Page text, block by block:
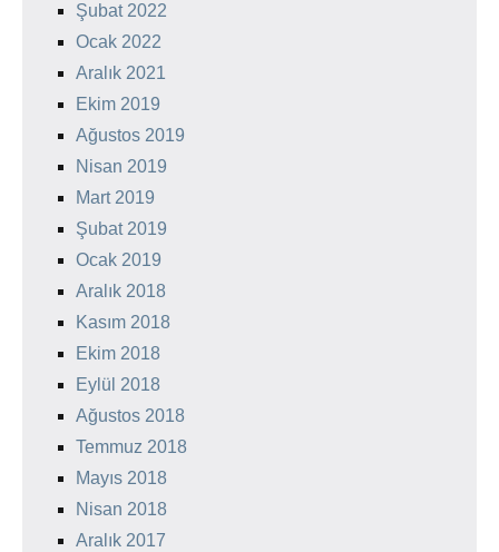
Şubat 2022
Ocak 2022
Aralık 2021
Ekim 2019
Ağustos 2019
Nisan 2019
Mart 2019
Şubat 2019
Ocak 2019
Aralık 2018
Kasım 2018
Ekim 2018
Eylül 2018
Ağustos 2018
Temmuz 2018
Mayıs 2018
Nisan 2018
Aralık 2017